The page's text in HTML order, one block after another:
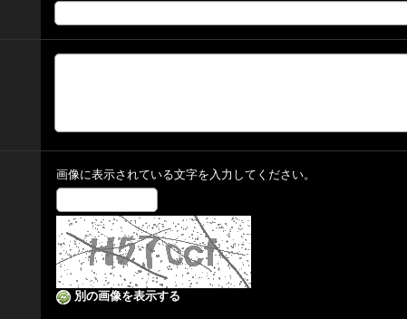
画像に表示されている文字を入力してください。
別の画像を表示する